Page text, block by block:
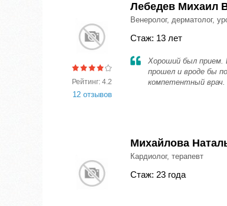
Рейтинг: 4.2
12 отзывов
Лебедев Михаил
Венеролог, дерматолог,
Стаж: 13 лет
Хороший был прием.
прошел и вроде бы
компетентный врач.
Михайлова
Кардиолог, терапевт
Стаж: 23 года